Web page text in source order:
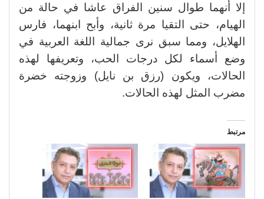
إلا أنهما طوال سنين الفراق عاشا في حالة من
الهيام، حتى التقيا مرة ثانية، وأبح ابنهما، فارس
الهلايل، ومما سبق نرى جمالية اللغة العربية في
وضع أسماء لكل درجات الحب، وتعريفها لهذه
الحالات، ويكون (رزق بن نايل) وزوجته خضرة
مضرب المثل لهذه الحالات.
مرتبط